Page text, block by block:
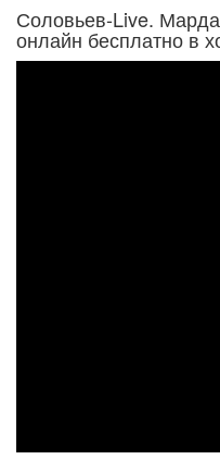
Соловьев-Live.
онлайн бесплатно в